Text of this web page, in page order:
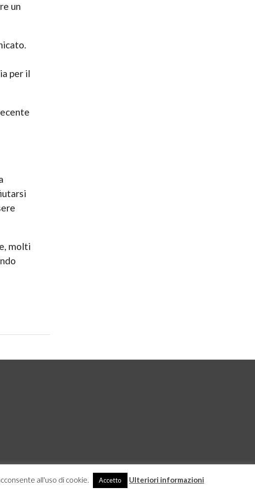
un
per il
molti
all'uso di cookie. Accetto Ulteriori informazioni